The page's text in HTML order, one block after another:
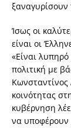
ξαναγυρίσουν
Ίσως οι
είναι οι
«Είναι
πολιτική με
Κωνσταντίνος
κοινότητας
κυβέρνηση
να υποφέρουν